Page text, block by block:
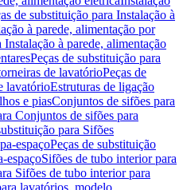
de substituição para Instalação à
à parede, alimentação por
Instalação à parede, alimentação
Peças de substituição para
de lavatórioPeças de
lavatórioEstruturas de ligação
e piasConjuntos de sifões para
Conjuntos de sifões para
para Sifões
espaçoPeças de substituição
espaçoSifões de tubo interior para
Sifões de tubo interior para
lavatórios, modelo